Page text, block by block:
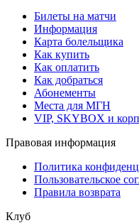
Билеты на матчи
Информация
Карта болельщика
Как купить
Как оплатить
Как добраться
Абонементы
Места для МГН
VIP, SKYBOX и
Правовая информация
Политика
Пользовательское
Правила возврата
Клуб